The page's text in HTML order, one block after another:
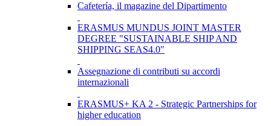
Cafetería, il magazine del Dipartimento
ERASMUS MUNDUS JOINT MASTER
DEGREE "SUSTAINABLE SHIP AND
SHIPPING SEAS4.0"
Assegnazione di contributi su accordi
internazionali
ERASMUS+ KA 2 - Strategic Partnerships for
higher education